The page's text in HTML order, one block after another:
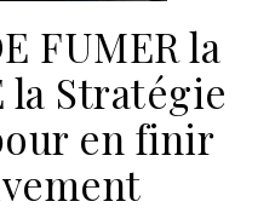
FUMER la
la Stratégie
en finir